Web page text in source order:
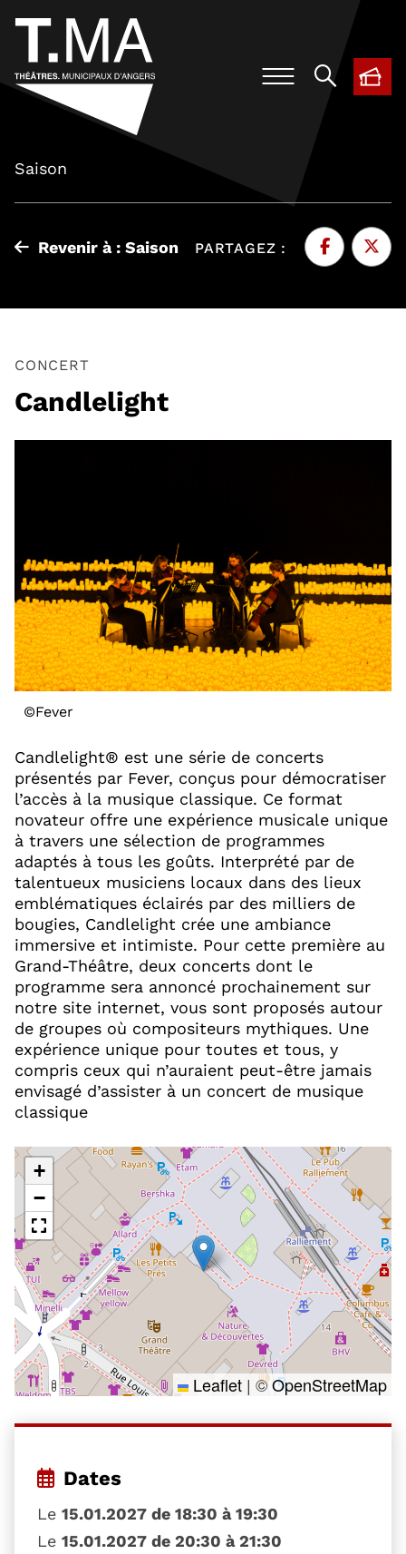
,
Saison
Revenir à : Saison PARTAGEZ :
CONCERT
Candlelight
©Fever
Candlelight® est une série de concerts
présentés par Fever, conçus pour démocratiser
l’accès à la musique classique. Ce format
novateur offre une expérience musicale unique
à travers une sélection de programmes
adaptés à tous les goûts. Interprété par de
talentueux musiciens locaux dans des lieux
emblématiques éclairés par des milliers de
bougies, Candlelight crée une ambiance
immersive et intimiste. Pour cette première au
Grand-Théâtre, deux concerts dont le
programme sera annoncé prochainement sur
notre site internet, vous sont proposés autour
de groupes où compositeurs mythiques. Une
expérience unique pour toutes et tous, y
compris ceux qui n’auraient peut-être jamais
envisagé d’assister à un concert de musique
classique
+
−
Leaflet | ©OpenStreetMap
Dates
Le 15.01.2027 de 18:30 à 19:30
Le 15.01.2027 de 20:30 à 21:30